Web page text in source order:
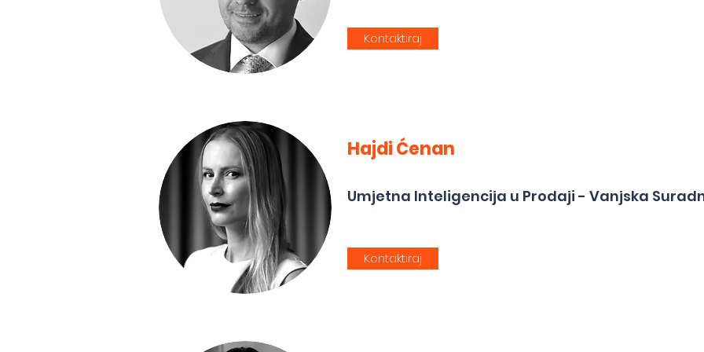
Kontaktiraj
Hajdi Ćenan
Umjetna Inteligencija u Prodaji - Vanjska
Kontaktiraj